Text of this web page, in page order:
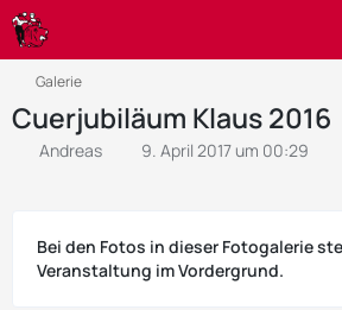
Galerie
Cuerjubiläum Klaus 2016
Andreas 9. April 2017 um 00:29
Bei den Fotos in dieser Fotogalerie
Veranstaltung im Vordergrund.